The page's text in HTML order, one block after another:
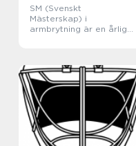
SM (Svenskt
Mästerskap) i
armbrytning är en årlig
svensk mästare